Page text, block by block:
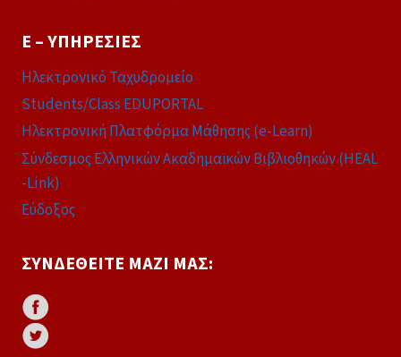
E – ΥΠΗΡΕΣΊΕΣ
Ηλεκτρονικό Ταχυδρομείο
Students/Class EDUPORTAL
Ηλεκτρονική Πλατφόρμα Μάθησης (e-Learn)
Σύνδεσμος Ελληνικών Ακαδημαϊκών Βιβλιοθηκών (HEAL
-Link)
Εύδοξος
ΣΥΝΔΕΘΕΊΤΕ ΜΑΖΊ ΜΑΣ: